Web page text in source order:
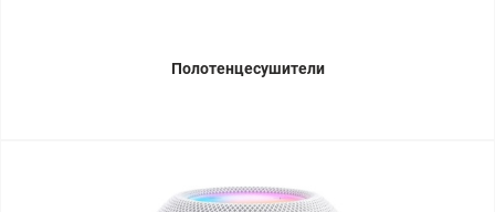
Полотенцесушители